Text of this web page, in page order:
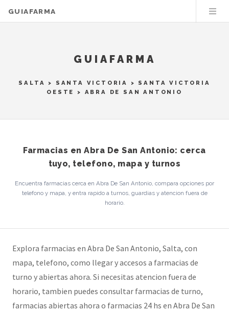
GUIAFARMA
GUIAFARMA
SALTA > SANTA VICTORIA > SANTA VICTORIA
OESTE
> ABRA DE SAN ANTONIO
Farmacias en Abra De San Antonio: cerca
tuyo, telefono, mapa y turnos
Encuentra farmacias cerca en Abra De San Antonio, compara opciones por
telefono y mapa, y entra rapido a turnos, guardias y atencion fuera de
horario.
Explora farmacias en Abra De San Antonio, Salta, con
mapa, telefono, como llegar y accesos a farmacias de
turno y abiertas ahora. Si necesitas atencion fuera de
horario, tambien puedes consultar farmacias de turno,
farmacias abiertas ahora o farmacias 24 hs en Abra De San